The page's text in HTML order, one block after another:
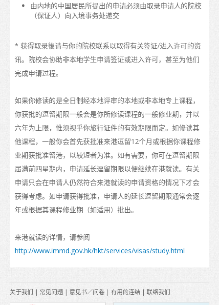
留港进修由内地的中国居民所提出的申请必须由取录申请人的院校
（保证人）向入境事务处递交
* 获得取录後请与你的院校联系以取得有关签证/进入许可的资
讯。院校会协助非本地学生申请签证或进入许可，甚至为他们
完成申请过程。
如果你修读的是全日制经本地评审的本地或非本地专上课程，
你获批的逗留期限一般会是你所修读课程的一般修业期，并以
六年为上限，惟须视乎你旅行证件的有效期限而定。如修读其
他课程，一般你会首先获批准来港逗留12个月或根据你课程修
业期获批准留港，以较短者为准。如有需要，你可在逗留期限
届满前四星期内，申请延长逗留期限以便继续在港就读。有关
申请只会在申请人仍然符合来港就读的申请资格的情况下才会
获得考虑。如申请获得批准，申请人的延长逗留期限通常会逐
年或根据其课程修业期（如适用）批出。
来港就读的详情，请参阅
http://www.immd.gov.hk/hkt/services/visas/study.html
关于我们 | 常见问题 | 意见书／问卷 | 有用的连结 | 联络我们